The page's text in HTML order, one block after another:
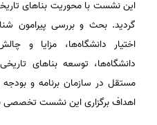
گردید. بحث و بررسی پیرامون
اختیار دانشگاه‌ها، مزایا و
دانشگاه‌ها، توسعه بناهای
مستقل در سازمان برنامه و
اهداف برگزاری این نشست تخصصی